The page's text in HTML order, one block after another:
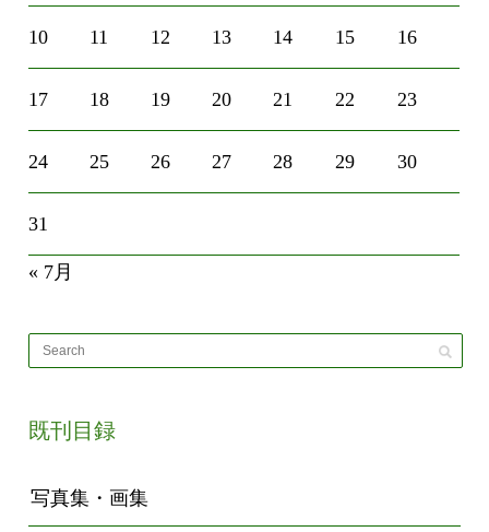
10 11 12 13 14 15 16
17 18 19 20 21 22 23
24 25 26 27 28 29 30
31
« 7月
既刊目録
写真集・画集